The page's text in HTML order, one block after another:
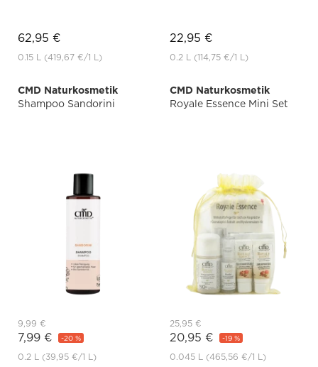
62,95 €
0.15 L (419,67 €/1 L)
22,95 €
0.2 L (114,75 €/1 L)
CMD Naturkosmetik
Shampoo Sandorini
9,99 €
7,99 € -20 %
0.2 L (39,95 €/1 L)
CMD Naturkosmetik
Royale Essence Mini Set
25,95 €
20,95 € -19 %
0.045 L (465,56 €/1 L)